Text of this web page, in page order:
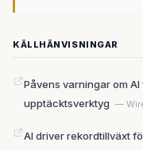
KÄLLHÄNVISNINGAR
Påvens varningar om
upptäcktsverktyg —
AI driver rekordtillväxt